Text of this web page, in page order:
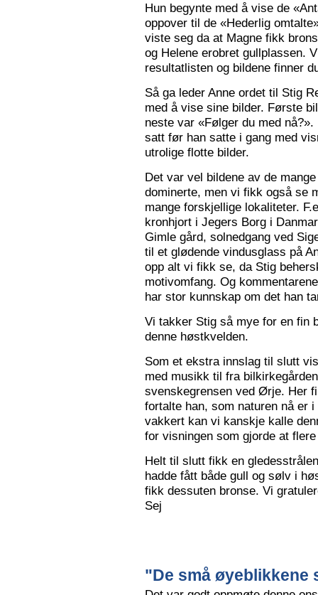
Hun begynte med å vise de
oppover til de «Hederlig
viste seg da at Magne fikk
og Helene erobret gullplassen.
resultatlisten og bildene finner
Så ga leder Anne ordet til Stig
med å vise sine bilder. Første
neste var «Følger du med
satt før han satte i gang med
utrolige flotte bilder.
Det var vel bildene av de
dominerte, men vi fikk også se
mange forskjellige lokaliteter.
kronhjort i Jegers Borg i
Gimle gård, solnedgang ved
til et glødende vindusglass på
opp alt vi fikk se, da Stig
motivomfang. Og
har stor kunnskap om det han
Vi takker Stig så mye for en fin
denne høstkvelden.
Som et ekstra innslag til slutt
med musikk til fra
svenskegrensen ved Ørje. Her
fortalte han, som naturen nå er
vakkert kan vi kanskje kalle
for visningen som gjorde at
Helt til slutt fikk en
hadde fått både gull og sølv i
fikk dessuten bronse. Vi
Sej
"De små øyeblikkene